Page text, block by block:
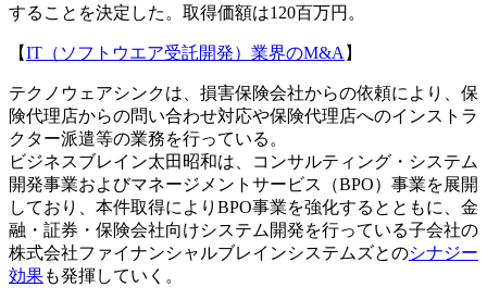
することを決定した。取得価額は120百万円。
【IT（ソフトウエア受託開発）業界のM&A 】
テクノウェアシンクは、損害保険会社からの依頼により、保
険代理店からの問い合わせ対応や保険代理店へのインストラ
クター派遣等の業務を行っている。
ビジネスブレイン太田昭和は、コンサルティング・システム
開発事業およびマネージメントサービス（BPO）事業を展開
しており、本件取得によりBPO事業を強化するとともに、金
融・証券・保険会社向けシステム開発を行っている子会社の
株式会社ファイナンシャルブレインシステムズとのシナジー
効果も発揮していく。